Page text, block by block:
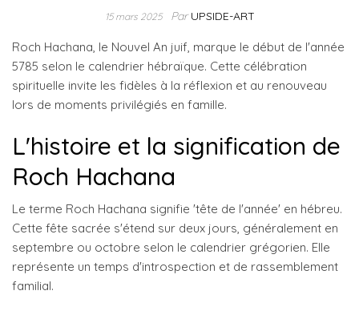
15 mars 2025 ParUPSIDE-ART
Roch Hachana, le Nouvel An juif, marque le début de l'année
5785 selon le calendrier hébraïque. Cette célébration
spirituelle invite les fidèles à la réflexion et au renouveau
lors de moments privilégiés en famille.
L'histoire et la signification de
Roch Hachana
Le terme Roch Hachana signifie 'tête de l'année' en hébreu.
Cette fête sacrée s'étend sur deux jours, généralement en
septembre ou octobre selon le calendrier grégorien. Elle
représente un temps d'introspection et de rassemblement
familial.